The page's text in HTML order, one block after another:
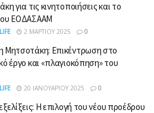
για τις κινητοποιήσεις και το
ΕΟΔΑΣΑΑΜ
2 ΜΑΡΤΊΟΥ 2025 0
Μητσοτάκη: Επικέντρωση στο
έργο και «πλαγιοκόπηση» του
20 ΙΑΝΟΥΑΡΊΟΥ 2025 0
Η επιλογή του νέου προέδρου